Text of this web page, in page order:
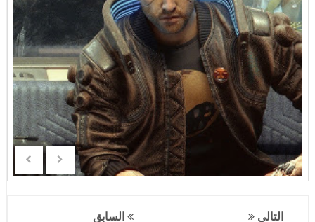
التالي
السابق